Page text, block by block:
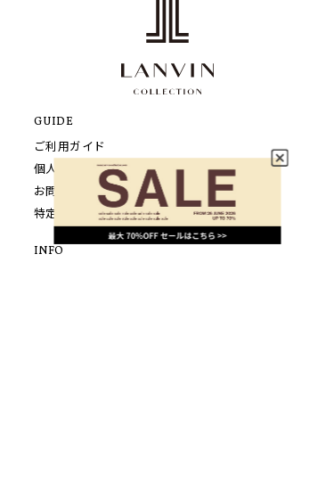
GUIDE
ご利用ガイド
個人情報保護方針について
お問い合わせ
特定商取引法に基づく表示
INFO